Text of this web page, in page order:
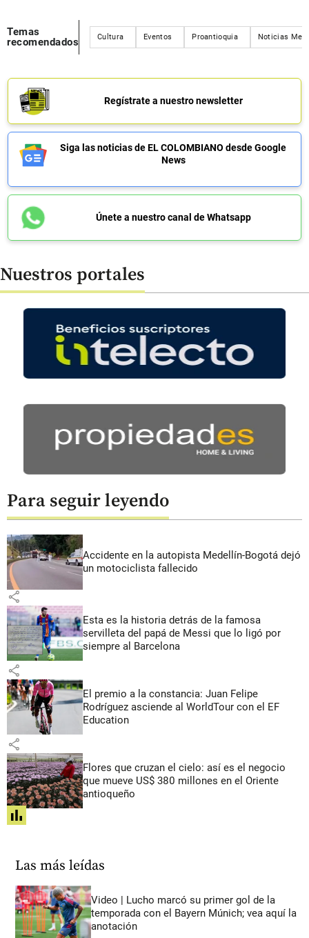
Temas
recomendados
Cultura Eventos Proantioquia Noticias
Regístrate a nuestro newsletter
Siga las noticias de EL COLOMBIANO desde Google
News
Únete a nuestro canal de Whatsapp
Nuestros portales
Para seguir leyendo
Accidente en la autopista Medellín-Bogotá dejó
un motociclista fallecido
share
Esta es la historia detrás de la famosa
servilleta del papá de Messi que lo ligó por
siempre al Barcelona
share
El premio a la constancia: Juan Felipe
Rodríguez asciende al WorldTour con el EF
Education
share
Flores que cruzan el cielo: así es el negocio
que mueve US$ 380 millones en el Oriente
antioqueño
share
Las más leídas
Video | Lucho marcó su primer gol de la
temporada con el Bayern Múnich; vea aquí la
anotación